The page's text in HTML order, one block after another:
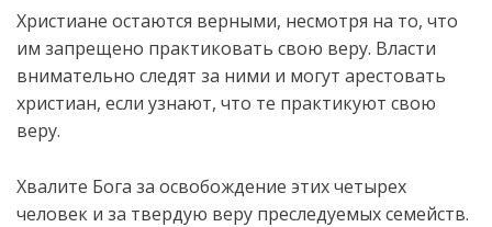
Христиане остаются верными, несмотря на то, что
им запрещено практиковать свою веру. Власти
внимательно следят за ними и могут арестовать
христиан, если узнают, что те практикуют свою
веру.
Хвалите Бога за освобождение этих четырех
человек и за твердую веру преследуемых семейств.